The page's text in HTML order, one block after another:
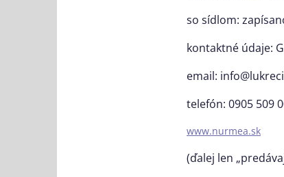
so sídlom:
kontaktné údaje:
email:
telefón: 0905 509
www.nurmea.sk
(ďalej len